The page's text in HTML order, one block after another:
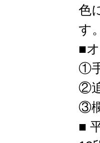
色
す
■
①
②
③
■